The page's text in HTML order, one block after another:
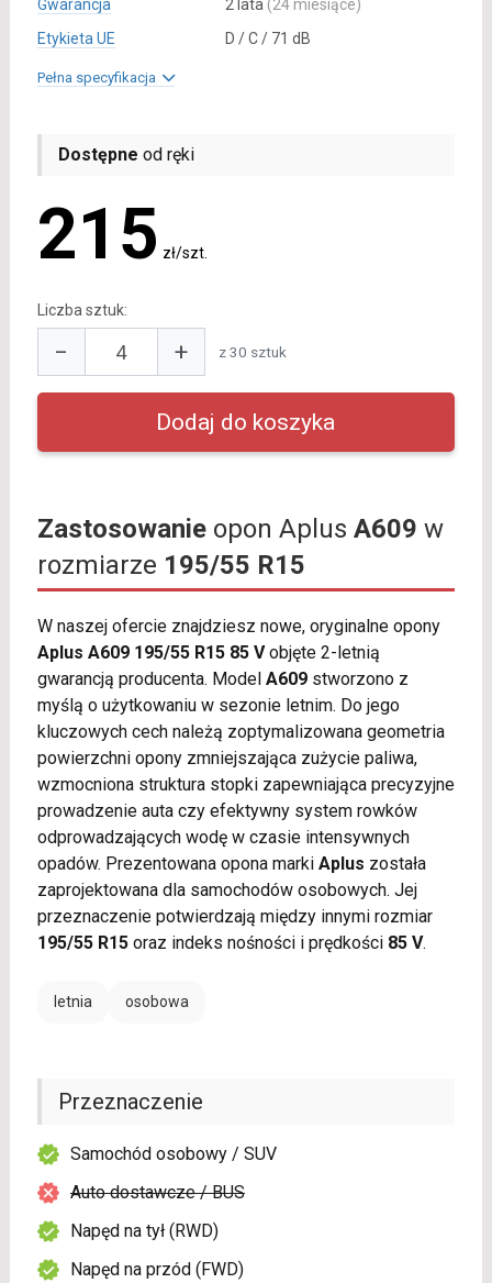
Gwarancja
2 lata (24 miesiące)
Etykieta UE
D / C / 71 dB
Pełna specyfikacja
Dostępne od ręki
215 zł/szt.
Liczba sztuk:
− + z 30 sztuk
Zastosowanieopon Aplus A609 w
rozmiarze 195/55 R15
W naszej ofercie znajdziesz nowe, oryginalne opony
Aplus A609 195/55 R15 85 Vobjęte 2-letnią
gwarancją producenta. Model A609stworzono z
myślą o użytkowaniu w sezonie letnim. Do jego
kluczowych cech należą zoptymalizowana geometria
powierzchni opony zmniejszająca zużycie paliwa,
wzmocniona struktura stopki zapewniająca precyzyjne
prowadzenie auta czy efektywny system rowków
odprowadzających wodę w czasie intensywnych
opadów. Prezentowana opona marki Aplus została
zaprojektowana dla samochodów osobowych. Jej
przeznaczenie potwierdzają między innymi rozmiar
195/55 R15oraz indeks nośności i prędkości 85 V.
letnia osobowa
Przeznaczenie
Samochód osobowy / SUV
Auto dostawcze / BUS
Napęd na tył (RWD)
Napęd na przód (FWD)